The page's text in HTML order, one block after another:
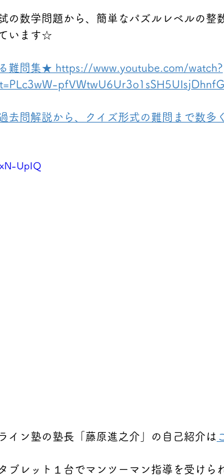
の数学問題から、簡単なパズルレベルの整
います☆
難問集★ https://www.youtube.com/watch?
去問解説から、クイズ形式の難問まで数多
UpIQ
ン塾の塾長「藤原進之介」の自己紹介は
レット１台でマンツーマン指導を受けら